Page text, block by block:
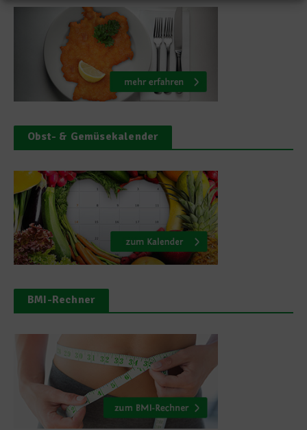
Obst- & Gemüsekalender
BMI-Rechner